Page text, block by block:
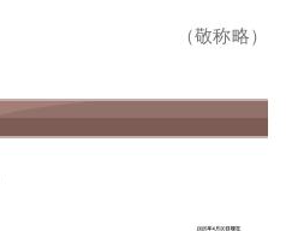
（敬称略）